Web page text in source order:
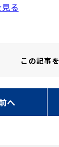
る
この記事を
へ